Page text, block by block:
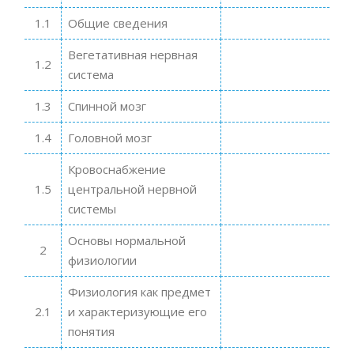
1.1
Общие сведения
1.2
Вегетативная нервная
система
1.3
Спинной мозг
1.4
Головной мозг
1.5
Кровоснабжение
центральной нервной
системы
2
Основы нормальной
физиологии
2.1
Физиология как предмет
и характеризующие его
понятия